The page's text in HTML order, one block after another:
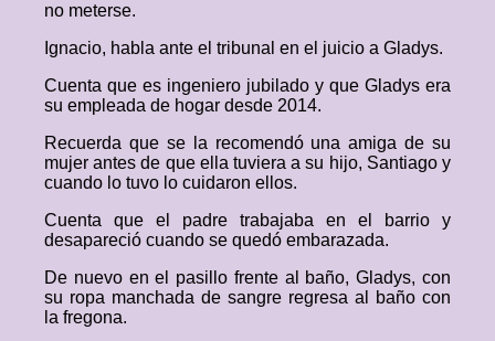
no meterse.
Ignacio, habla ante el tribunal en el juicio a Gladys.
Cuenta que es ingeniero jubilado y que Gladys era
su empleada de hogar desde 2014.
Recuerda que se la recomendó una amiga de su
mujer antes de que ella tuviera a su hijo, Santiago y
cuando lo tuvo lo cuidaron ellos.
Cuenta que el padre trabajaba en el barrio y
desapareció cuando se quedó embarazada.
De nuevo en el pasillo frente al baño, Gladys, con
su ropa manchada de sangre regresa al baño con
la fregona.